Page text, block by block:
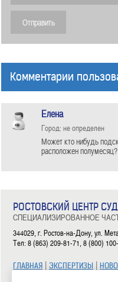
Комментарии
Елена
Город: не определен
Может кто нибудь
расположен
РОСТОВСКИЙ ЦЕНТР
СПЕЦИАЛИЗИРОВАННОЕ
344029, г. Ростов-на-Дону, ул.
Тел: 8 (863) 209-81-71, 8 (800)
ГЛАВНАЯ | ЭКСПЕРТИЗЫ |